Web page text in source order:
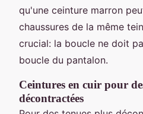
qu'une ceinture marron
chaussures de la même
crucial: la boucle ne doit
boucle du pantalon.
Ceintures en cuir pour
décontractées